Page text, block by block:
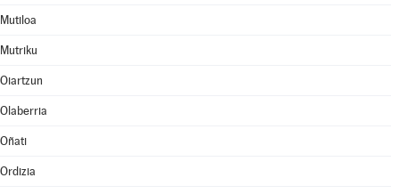
Mutiloa
Mutriku
Oiartzun
Olaberria
Oñati
Ordizia